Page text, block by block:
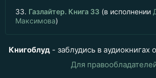
33. Газлайтер. Книга 33 (в исполнении
Максимова)
Книгоблуд- заблудись в аудиокнигах
Для